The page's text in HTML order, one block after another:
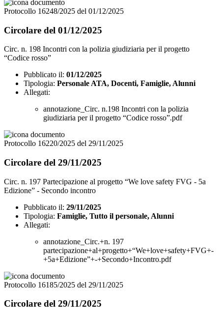
Protocollo 16248/2025 del 01/12/2025
Circolare del 01/12/2025
Circ. n. 198 Incontri con la polizia giudiziaria per il progetto
“Codice rosso”
Pubblicato il: 01/12/2025
Tipologia: Personale ATA, Docenti, Famiglie, Alunni
Allegati:
annotazione_Circ. n.198 Incontri con la polizia
giudiziaria per il progetto “Codice rosso”.pdf
Protocollo 16220/2025 del 29/11/2025
Circolare del 29/11/2025
Circ. n. 197 Partecipazione al progetto “We love safety FVG - 5a
Edizione” - Secondo incontro
Pubblicato il: 29/11/2025
Tipologia: Famiglie, Tutto il personale, Alunni
Allegati:
annotazione_Circ.+n. 197
partecipazione+al+progetto+“We+love+safety+FVG+-
+5a+Edizione”+-+Secondo+Incontro.pdf
Protocollo 16185/2025 del 29/11/2025
Circolare del 29/11/2025